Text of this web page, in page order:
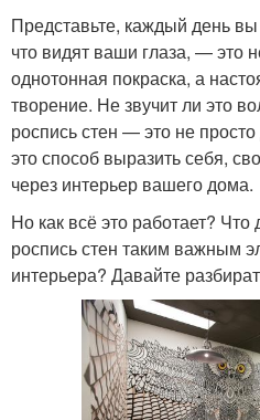
Представьте, каждый день
что видят ваши глаза, — это
однотонная покраска, а
творение. Не звучит ли это
роспись стен — это не
это способ выразить себя,
через интерьер вашего дома.
Но как всё это работает?
роспись стен таким важным
интерьера? Давайте